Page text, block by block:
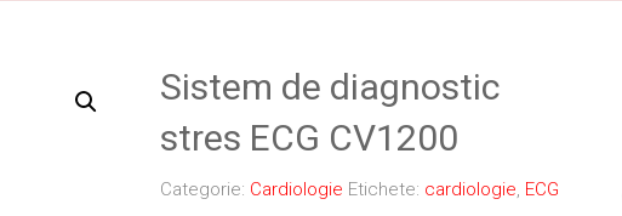
Sistem de diagnostic
stres ECG CV1200
Categorie: Cardiologie Etichete: cardiologie, ECG